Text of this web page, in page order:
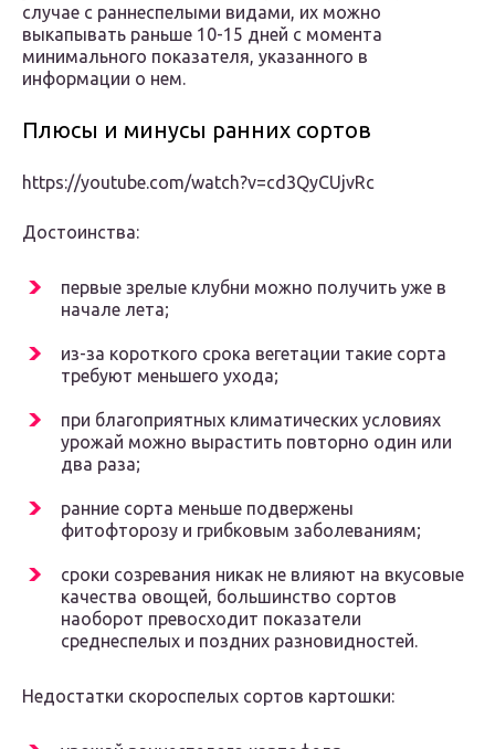
случае с раннеспелыми видами, их можно
выкапывать раньше 10-15 дней с момента
минимального показателя, указанного в
информации о нем.
Плюсы и минусы ранних сортов
https://youtube.com/watch?v=cd3QyCUjvRc
Достоинства:
первые зрелые клубни можно получить уже в
начале лета;
из-за короткого срока вегетации такие сорта
требуют меньшего ухода;
при благоприятных климатических условиях
урожай можно вырастить повторно один или
два раза;
ранние сорта меньше подвержены
фитофторозу и грибковым заболеваниям;
сроки созревания никак не влияют на вкусовые
качества овощей, большинство сортов
наоборот превосходит показатели
среднеспелых и поздних разновидностей.
Недостатки скороспелых сортов картошки: